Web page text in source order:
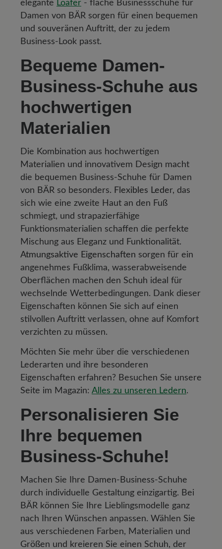
elegante Loafer - flache Businessschuhe für
Damen von BÄR sorgen für einen bequemen
und souveränen Auftritt, der zu jedem
Business-Look passt.
Bequeme Damen-
Business-Schuhe aus
hochwertigen
Materialien
Die Kombination aus hochwertigen
Materialien und innovativem Design macht
die bequemen Business-Schuhe für Damen
von BÄR so besonders. Flexibles Leder, das
sich wie eine zweite Haut an den Fuß
schmiegt, und strapazierfähige
Funktionsmaterialien schaffen die perfekte
Mischung aus Eleganz und Funktionalität.
Atmungsaktive Eigenschaften sorgen für ein
angenehmes Fußklima, wasserabweisende
Oberflächen machen den Schuh ideal für
wechselnde Wetterbedingungen. Dank dieser
Eigenschaften können Sie sich auf einen
stilvollen Auftritt verlassen, ohne auf Komfort
verzichten zu müssen.
Möchten Sie mehr über die verschiedenen
Lederarten und ihre besonderen
Eigenschaften erfahren? Besuchen Sie unsere
Seite im Magazin: Alles zu unseren Ledern.
Personalisieren Sie
Ihre bequemen
Business-Schuhe!
Machen Sie Ihre Damen-Business-Schuhe
durch individuelle Gestaltung einzigartig. Bei
BÄR können Sie Ihre Lieblingsmodelle ganz
nach Ihren Wünschen anpassen. Wählen Sie
aus verschiedenen Farben, Materialien und
Größen und kreieren Sie einen Schuh, der